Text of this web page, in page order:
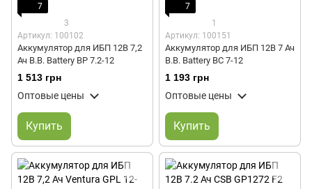
7
3
Артикул: 100102
Аккумулятор для ИБП 12В 7,2
Ач B.B. Battery BP 7.2-12
1 513 грн
Оптовые цены
Купить
7
1
Артикул: 100151
Аккумулятор для ИБП 12В 7 Ач
B.B. Battery BC 7-12
1 193 грн
Оптовые цены
Купить